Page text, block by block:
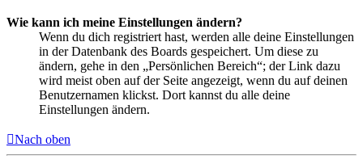
Wie kann ich meine Einstellungen ändern?
Wenn du dich registriert hast, werden alle deine Einstellungen
in der Datenbank des Boards gespeichert. Um diese zu
ändern, gehe in den „Persönlichen Bereich“; der Link dazu
wird meist oben auf der Seite angezeigt, wenn du auf deinen
Benutzernamen klickst. Dort kannst du alle deine
Einstellungen ändern.
Nach oben